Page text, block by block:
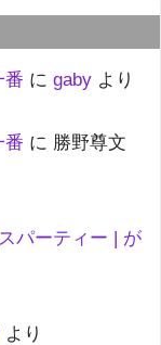
番 に gaby より
番 に 勝野尊文
パーティー | が
より